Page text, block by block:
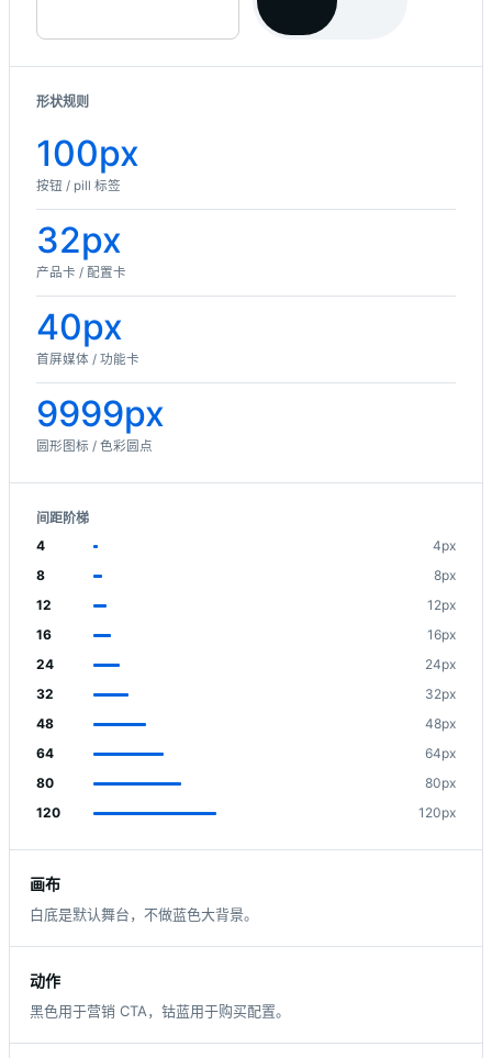
形状规则
100px
按钮 / pill 标签
32px
产品卡 / 配置卡
40px
首屏媒体 / 功能卡
9999px
圆形图标 / 色彩圆点
间距阶梯
4
4px
8
8px
12
12px
16
16px
24
24px
32
32px
48
48px
64
64px
80
80px
120
120px
画布
白底是默认舞台，不做蓝色大背景。
动作
黑色用于营销 CTA，钴蓝用于购买配置。